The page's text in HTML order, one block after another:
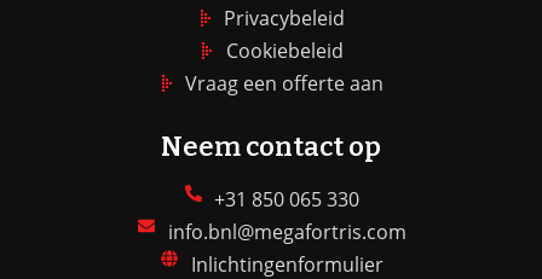
Privacybeleid
Cookiebeleid
Vraag een offerte aan
Neem contact op
+31 850 065 330
info.bnl@megafortris.com
Inlichtingenformulier